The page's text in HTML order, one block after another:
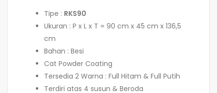
Tipe : RKS90
Ukuran : P x L x T = 90 cm x 45 cm x 136,5
cm
Bahan : Besi
Cat Powder Coating
Tersedia 2 Warna : Full Hitam & Full Putih
Terdiri atas 4 susun & Beroda